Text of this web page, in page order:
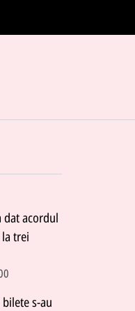
dat acordul
trei
s-au